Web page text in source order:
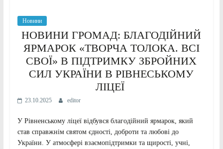
Новини
НОВИНИ ГРОМАД: БЛАГОДІЙНИЙ
ЯРМАРОК «ТВОРЧА ТОЛОКА. ВСІ
СВОЇ» В ПІДТРИМКУ ЗБРОЙНИХ
СИЛ УКРАЇНИ В РІВНЕСЬКОМУ
ЛІЦЕЇ
23.10.2025 editor
У Рівненському ліцеї відбувся благодійний ярмарок, який
став справжнім святом єдності, доброти та любові до
України. У атмосфері взаємопідтримки та щирості, учні,